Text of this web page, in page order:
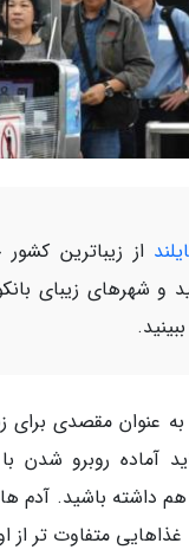
از زیباترین
و شهرهای زیبای
عنوان مقصدی برای
آماده روبرو شدن
داشته باشید. آدم
متفاوت تر از